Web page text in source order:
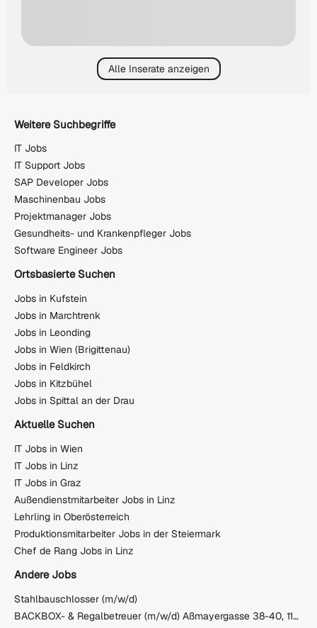
Alle Inserate anzeigen
Weitere Suchbegriffe
IT Jobs
IT Support Jobs
SAP Developer Jobs
Maschinenbau Jobs
Projektmanager Jobs
Gesundheits- und Krankenpfleger Jobs
Software Engineer Jobs
Ortsbasierte Suchen
Jobs in Kufstein
Jobs in Marchtrenk
Jobs in Leonding
Jobs in Wien (Brigittenau)
Jobs in Feldkirch
Jobs in Kitzbühel
Jobs in Spittal an der Drau
Aktuelle Suchen
IT Jobs in Wien
IT Jobs in Linz
IT Jobs in Graz
Außendienstmitarbeiter Jobs in Linz
Lehrling in Oberösterreich
Produktionsmitarbeiter Jobs in der Steiermark
Chef de Rang Jobs in Linz
Andere Jobs
Stahlbauschlosser (m/w/d)
BACKBOX- & Regalbetreuer (m/w/d) Aßmayergasse 38-40, 1120 Wien